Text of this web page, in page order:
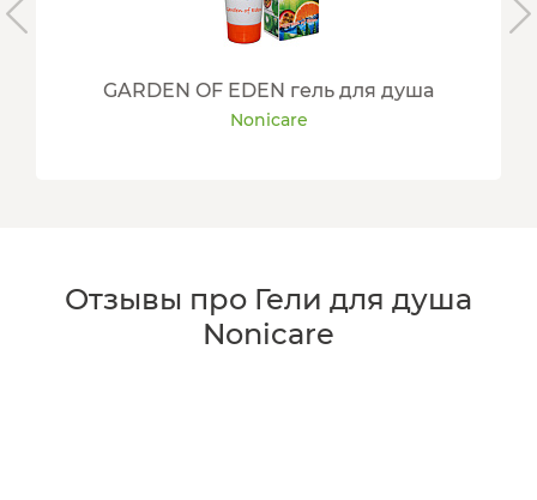
GARDEN OF EDEN гель для душа
Nonicare
Отзывы про Гели для душа
Nonicare